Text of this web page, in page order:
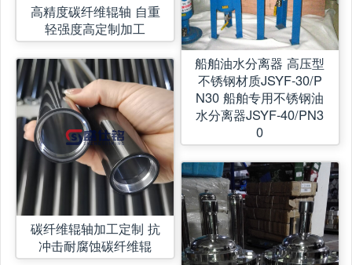
高精度碳纤维辊轴 自重
轻强度高定制加工
碳纤维辊轴加工定制 抗
冲击耐腐蚀碳纤维辊
船舶油水分离器 高压型
不锈钢材质JSYF-30/P
N30 ​​船舶专用不锈钢油
水分离器JSYF-40/PN3
0